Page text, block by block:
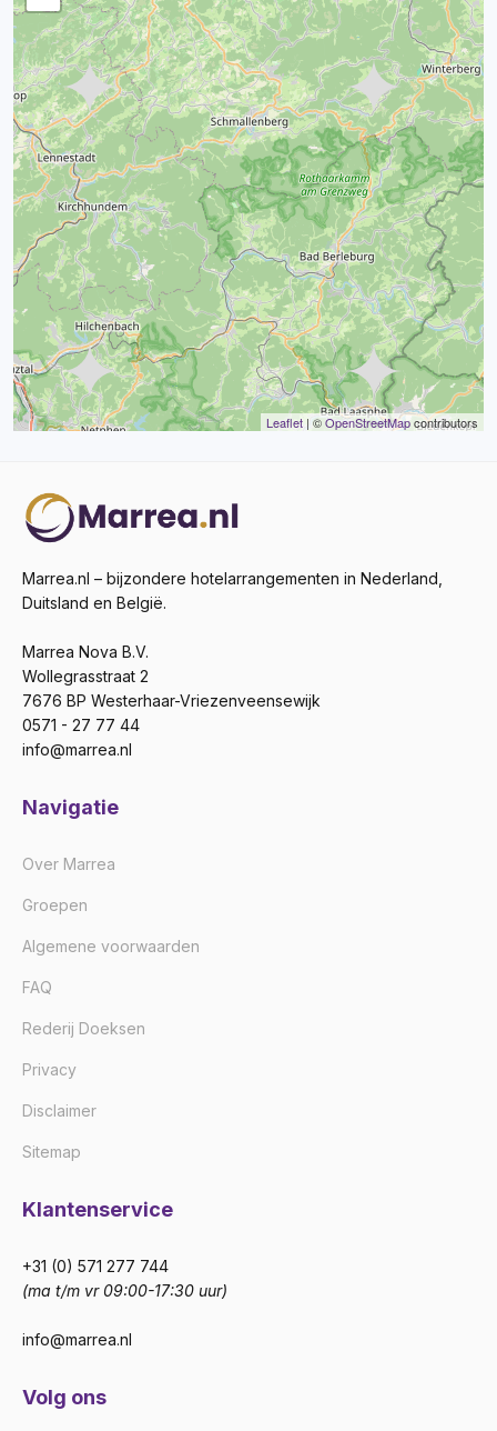
Leaflet | ©OpenStreetMapcontributors
Marrea.nl – bijzondere hotelarrangementen in Nederland,
Duitsland en België.
Marrea Nova B.V.
Wollegrasstraat 2
7676 BP Westerhaar-Vriezenveensewijk
0571 - 27 77 44
info@marrea.nl
Navigatie
Over Marrea
Groepen
Algemene voorwaarden
FAQ
Rederij Doeksen
Privacy
Disclaimer
Sitemap
Klantenservice
+31 (0) 571 277 744
(ma t/m vr 09:00-17:30 uur)
info@marrea.nl
Volg ons